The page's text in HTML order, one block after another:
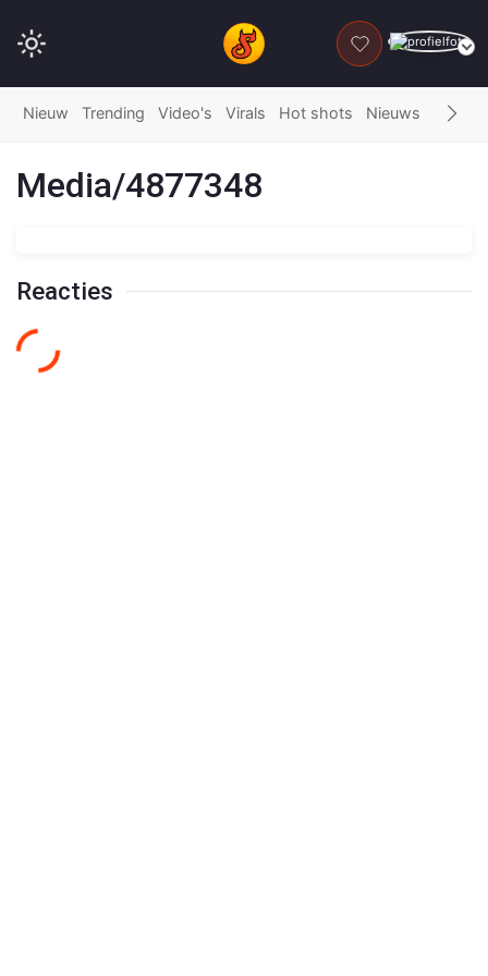
DONEER
Nieuw Trending Video's Virals Hot shots Nieuws Fails
Media/4877348
Reacties